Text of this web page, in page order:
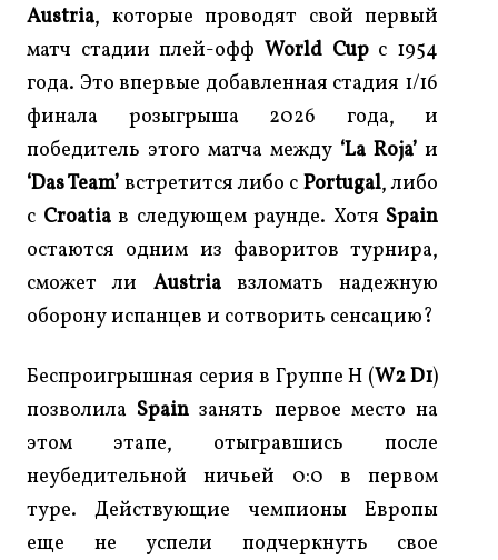
Austria, которые проводят свой первый
матч стадии плей-офф World Cupс 1954
года. Это впервые добавленная стадия 1/16
финала розыгрыша 2026 года, и
победитель этого матча между ‘La Roja’ и
‘Das Team’ встретится либо с Portugal, либо
с Croatiaв следующем раунде. Хотя Spain
остаются одним из фаворитов турнира,
сможет ли Austriaвзломать надежную
оборону испанцев и сотворить сенсацию?
Беспроигрышная серия в Группе H (W2 D1)
позволила Spain занять первое место на
этом этапе, отыгравшись после
неубедительной ничьей 0:0 в первом
туре. Действующие чемпионы Европы
еще не успели подчеркнуть свое